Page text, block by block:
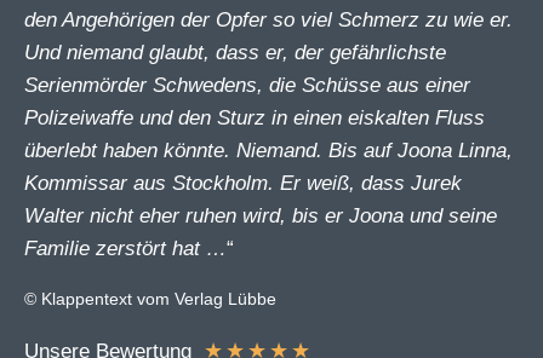
den Angehörigen der Opfer so viel Schmerz zu wie er.
Und niemand glaubt, dass er, der gefährlichste
Serienmörder Schwedens, die Schüsse aus einer
Polizeiwaffe und den Sturz in einen eiskalten Fluss
überlebt haben könnte. Niemand. Bis auf Joona Linna,
Kommissar aus Stockholm. Er weiß, dass Jurek
Walter nicht eher ruhen wird, bis er Joona und seine
Familie zerstört hat …“
© Klappentext vom Verlag Lübbe
Unsere Bewertung ★ ★ ★ ★ ★